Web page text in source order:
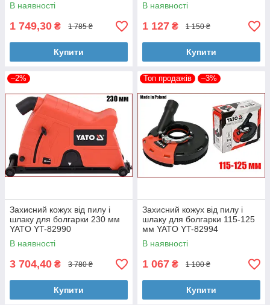
В наявності
1 749,30 ₴ 1 785 ₴
Купити
В наявності
1 127 ₴ 1 150 ₴
Купити
–2%
Захисний кожух від пилу і
шлаку для болгарки 230 мм
YATO YT-82990
В наявності
3 704,40 ₴ 3 780 ₴
Купити
Топ продажів –3%
Захисний кожух від пилу і
шлаку для болгарки 115-125
мм YATO YT-82994
В наявності
1 067 ₴ 1 100 ₴
Купити